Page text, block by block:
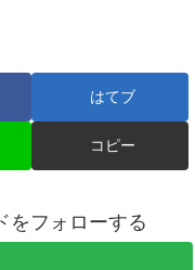
はてブ
コピー
をフォローする